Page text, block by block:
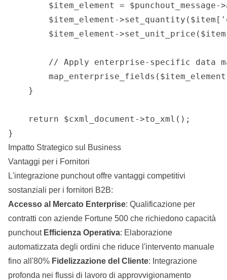
$item_element = $punchout_message-
$item_element-
$item_element-
// Apply enterprise-specific data
    }
    return $cxml_document->to_xml();
}
Impatto Strategico sul Business
Vantaggi per i Fornitori
L'integrazione punchout offre vantaggi competitivi
sostanziali per i fornitori B2B:
Accesso al Mercato Enterprise: Qualificazione per
contratti con aziende Fortune 500 che richiedono capacità
punchoutEfficienza Operativa: Elaborazione
automatizzata degli ordini che riduce l'intervento manuale
fino all'80% Fidelizzazione del Cliente: Integrazione
profonda nei flussi di lavoro di approvvigionamento